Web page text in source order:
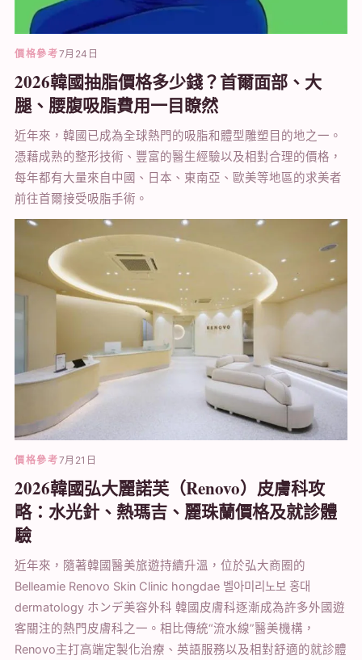
價格參考7月24日
2026韓國抽脂價格多少錢？首爾面部、大
腿、腰腹吸脂費用一目瞭然
近年來，韓國已成為全球熱門的吸脂和體型雕塑目的地之一。
憑藉成熟的整形技術、豐富的醫生經驗以及相對合理的價格，
每年都有大量來自中國、日本、東南亞、歐美等地區的求美者
前往首爾接受吸脂手術。
價格參考7月21日
2026韓國弘大麗諾芙（Renovo）皮膚科攻
略：水光針、熱瑪吉、麗珠蘭價格及就診體
驗
近年來，隨著韓國醫美旅遊持續升溫，位於弘大商圈的
Belleamie Renovo Skin Clinic hongdae 벨아미리노보 홍대
dermatology ホンデ美容外科 韓國皮膚科逐漸成為許多外國遊
客關注的熱門皮膚科之一。相比傳統“流水線”醫美機構，
Renovo主打高端定製化治療、英語服務以及相對舒適的就診體